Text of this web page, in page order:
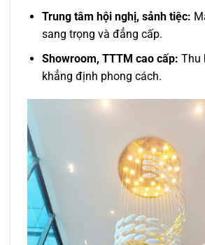
Trung tâm hội nghị, sảnh tiệc:
sang trọng và đẳng cấp.
Showroom, TTTM cao cấp: Thu
khẳng định phong cách.